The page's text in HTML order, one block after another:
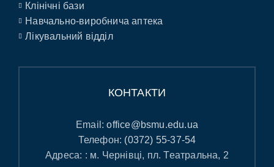
Клінічні бази
Навчально-виробнича аптека
Лікувальний відділ
КОНТАКТИ
Email:office@bsmu.edu.ua
Телефон: (0372) 55-37-54
Адреса: : м. Чернівці, пл. Театральна, 2